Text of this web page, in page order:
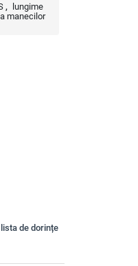
lungime
manecilor
de dorințe